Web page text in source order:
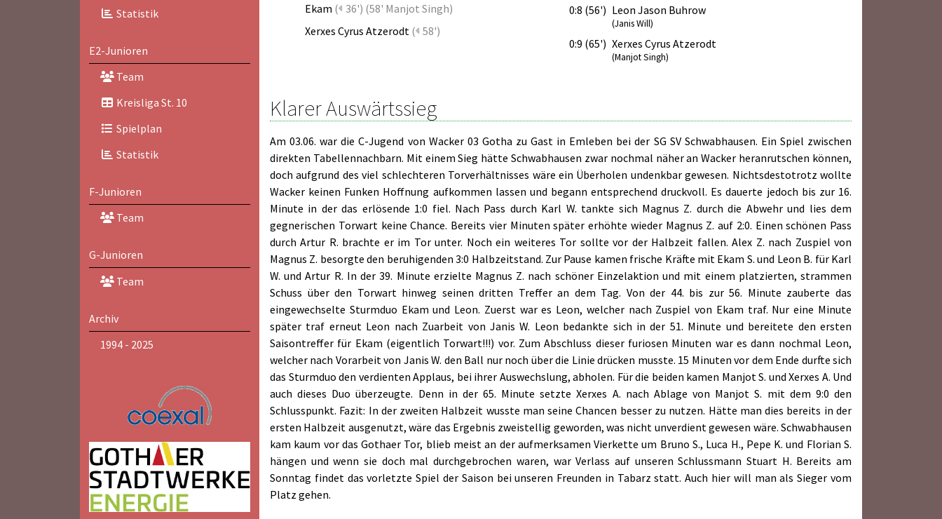
Statistik
E2-Junioren
Team
Kreisliga St. 10
Spielplan
Statistik
F-Junioren
Team
G-Junioren
Team
Archiv
1994 - 2025
Ekam ( 36') (58' Manjot Singh)
Xerxes Cyrus Atzerodt ( 58')
0:8 (56') Leon Jason Buhrow
(Janis Will)
0:9 (65') Xerxes Cyrus Atzerodt
(Manjot Singh)
Klarer Auswärtssieg
Am 03.06. war die C-Jugend von Wacker 03 Gotha zu Gast in Emleben bei der SG SV Schwabhausen. Ein Spiel zwischen
direkten Tabellennachbarn. Mit einem Sieg hätte Schwabhausen zwar nochmal näher an Wacker heranrutschen können,
doch aufgrund des viel schlechteren Torverhältnisses wäre ein Überholen undenkbar gewesen. Nichtsdestotrotz wollte
Wacker keinen Funken Hoffnung aufkommen lassen und begann entsprechend druckvoll. Es dauerte jedoch bis zur 16.
Minute in der das erlösende 1:0 fiel. Nach Pass durch Karl W. tankte sich Magnus Z. durch die Abwehr und lies dem
gegnerischen Torwart keine Chance. Bereits vier Minuten später erhöhte wieder Magnus Z. auf 2:0. Einen schönen Pass
durch Artur R. brachte er im Tor unter. Noch ein weiteres Tor sollte vor der Halbzeit fallen. Alex Z. nach Zuspiel von
Magnus Z. besorgte den beruhigenden 3:0 Halbzeitstand. Zur Pause kamen frische Kräfte mit Ekam S. und Leon B. für Karl
W. und Artur R. In der 39. Minute erzielte Magnus Z. nach schöner Einzelaktion und mit einem platzierten, strammen
Schuss über den Torwart hinweg seinen dritten Treffer an dem Tag. Von der 44. bis zur 56. Minute zauberte das
eingewechselte Sturmduo Ekam und Leon. Zuerst war es Leon, welcher nach Zuspiel von Ekam traf. Nur eine Minute
später traf erneut Leon nach Zuarbeit von Janis W. Leon bedankte sich in der 51. Minute und bereitete den ersten
Saisontreffer für Ekam (eigentlich Torwart!!!) vor. Zum Abschluss dieser furiosen Minuten war es dann nochmal Leon,
welcher nach Vorarbeit von Janis W. den Ball nur noch über die Linie drücken musste. 15 Minuten vor dem Ende durfte sich
das Sturmduo den verdienten Applaus, bei ihrer Auswechslung, abholen. Für die beiden kamen Manjot S. und Xerxes A. Und
auch dieses Duo überzeugte. Denn in der 65. Minute setzte Xerxes A. nach Ablage von Manjot S. mit dem 9:0 den
Schlusspunkt. Fazit: In der zweiten Halbzeit wusste man seine Chancen besser zu nutzen. Hätte man dies bereits in der
ersten Halbzeit ausgenutzt, wäre das Ergebnis zweistellig geworden, was nicht unverdient gewesen wäre. Schwabhausen
kam kaum vor das Gothaer Tor, blieb meist an der aufmerksamen Vierkette um Bruno S., Luca H., Pepe K. und Florian S.
hängen und wenn sie doch mal durchgebrochen waren, war Verlass auf unseren Schlussmann Stuart H. Bereits am
Sonntag findet das vorletzte Spiel der Saison bei unseren Freunden in Tabarz statt. Auch hier will man als Sieger vom
Platz gehen.